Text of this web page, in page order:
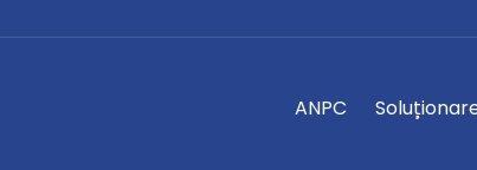
ANPC